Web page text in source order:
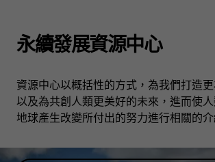
永續發展資源中心
資源中心以概括性的方式，為我們打造更
以及為共創人類更美好的未來，進而使
地球產生改變所付出的努力進行相關的介